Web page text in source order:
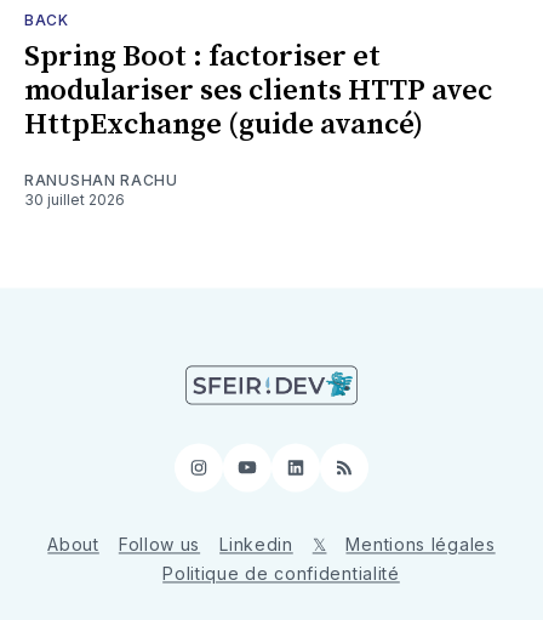
BACK
Spring Boot : factoriser et
modulariser ses clients HTTP avec
HttpExchange (guide avancé)
RANUSHAN RACHU
30 juillet 2026
Instagram
YouTubeLinkedIn
RSS
About Follow us Linkedin 𝕏
Mentions légales
Politique de confidentialité